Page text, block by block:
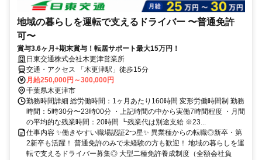
地域の暮らしを運転で支えるドライバー 〜普通免許
可〜
賞与3.6ヶ月+期末賞与！転居サポート最大15万円！
日東交通株式会社木更津営業所
交通・アクセス 「木更津駅」徒歩15分
月給250,000円～300,000円
千葉県木更津市
勤務時間詳細 総労働時間：1ヶ月あたり160時間 変形労働時間制 勤務
時間：5時30分〜23時00分 ・上記時間の中から実働7時間程度 ・月間
の平均的な残業時間：20時間 ┗残業代は別途支給 ※23...
仕事内容 ✨働きやすい職場認証2つ星✨ 異業種からの転職◎新卒・第
2新卒も活躍！ 普通免許のみで未経験の方も歓迎！ 地域の暮らしを運
転で支えるドライバー募集◎ 大型二種免許養成制度（全額会社負